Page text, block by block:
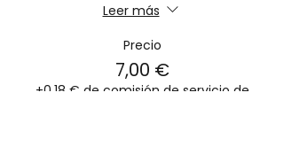
Leer más
Precio
7,00 €
+0,18 € de comisión de servicio de